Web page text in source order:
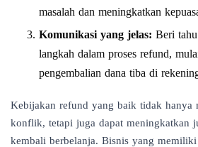
masalah dan meningkatkan
Komunikasi yang jelas: Beri
langkah dalam proses refund,
pengembalian dana tiba di
Kebijakan refund yang baik tidak hanya
konflik, tetapi juga dapat meningkatkan
kembali berbelanja. Bisnis yang